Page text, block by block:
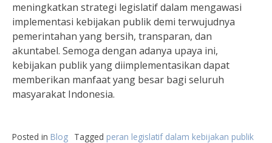
meningkatkan strategi legislatif dalam mengawasi
implementasi kebijakan publik demi terwujudnya
pemerintahan yang bersih, transparan, dan
akuntabel. Semoga dengan adanya upaya ini,
kebijakan publik yang diimplementasikan dapat
memberikan manfaat yang besar bagi seluruh
masyarakat Indonesia.
Posted in Blog Tagged peran legislatif dalam kebijakan publik